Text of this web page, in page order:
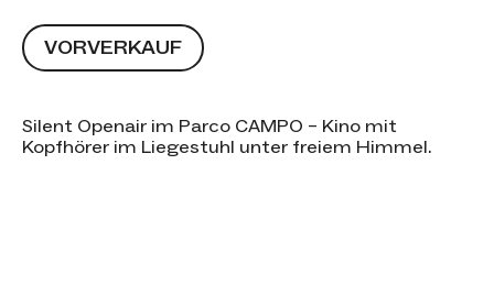
VORVERKAUF
Silent Openair im Parco CAMPO – Kino mit
Kopfhörer im Liegestuhl unter freiem Himmel.